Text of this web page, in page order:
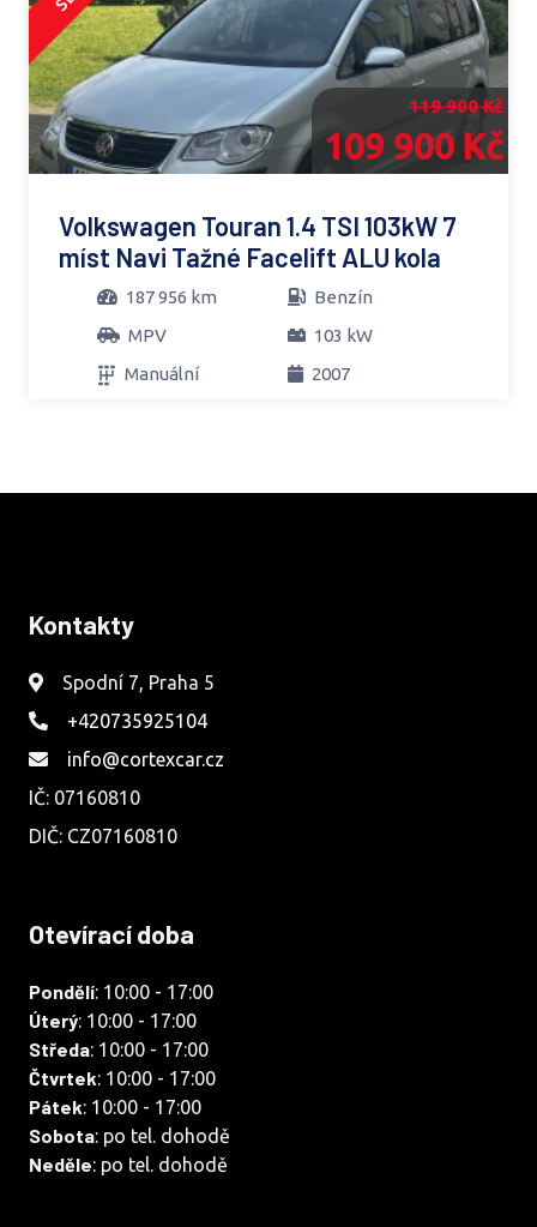
119 900 Kč
109 900 Kč
Volkswagen Touran 1.4 TSI 103kW 7
míst Navi Tažné Facelift ALU kola
187 956 km
Benzín
MPV
103 kW
Manuální
2007
Kontakty
Spodní 7, Praha 5
+420735925104
info@cortexcar.cz
IČ: 07160810
DIČ: CZ07160810
Otevírací doba
Pondělí: 10:00 - 17:00
Úterý: 10:00 - 17:00
Středa: 10:00 - 17:00
Čtvrtek: 10:00 - 17:00
Pátek: 10:00 - 17:00
Sobota: po tel. dohodě
Neděle: po tel. dohodě